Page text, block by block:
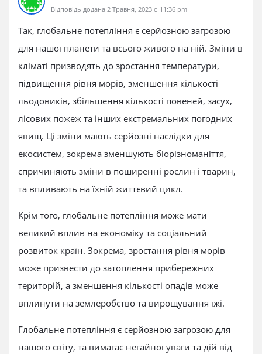
Відповідь додана 2 Травня, 2023 о 11:36 pm
Так, глобальне потепління є серйозною загрозою
для нашої планети та всього живого на ній. Зміни в
кліматі призводять до зростання температури,
підвищення рівня морів, зменшення кількості
льодовиків, збільшення кількості повеней, засух,
лісових пожеж та інших екстремальних погодних
явищ. Ці зміни мають серйозні наслідки для
екосистем, зокрема зменшують біорізноманіття,
спричиняють зміни в поширенні рослин і тварин,
та впливають на їхній життєвий цикл.
Крім того, глобальне потепління може мати
великий вплив на економіку та соціальний
розвиток країн. Зокрема, зростання рівня морів
може призвести до затоплення прибережних
територій, а зменшення кількості опадів може
вплинути на землеробство та вирощування їжі.
Глобальне потепління є серйозною загрозою для
нашого світу, та вимагає негайної уваги та дій від